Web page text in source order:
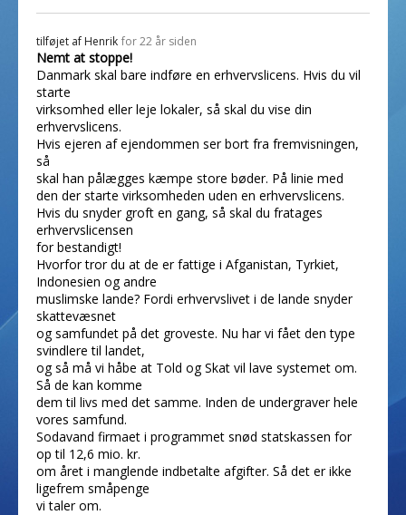
tilføjet af Henrik for 22 år siden
Nemt at stoppe!
Danmark skal bare indføre en erhvervslicens. Hvis du vil
starte
virksomhed eller leje lokaler, så skal du vise din
erhvervslicens.
Hvis ejeren af ejendommen ser bort fra fremvisningen,
så
skal han pålægges kæmpe store bøder. På linie med
den der starte virksomheden uden en erhvervslicens.
Hvis du snyder groft en gang, så skal du fratages
erhvervslicensen
for bestandigt!
Hvorfor tror du at de er fattige i Afganistan, Tyrkiet,
Indonesien og andre
muslimske lande? Fordi erhvervslivet i de lande snyder
skattevæsnet
og samfundet på det groveste. Nu har vi fået den type
svindlere til landet,
og så må vi håbe at Told og Skat vil lave systemet om.
Så de kan komme
dem til livs med det samme. Inden de undergraver hele
vores samfund.
Sodavand firmaet i programmet snød statskassen for
op til 12,6 mio. kr.
om året i manglende indbetalte afgifter. Så det er ikke
ligefrem småpenge
vi taler om.